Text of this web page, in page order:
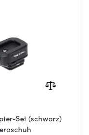
Set (schwarz)